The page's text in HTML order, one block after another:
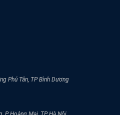
Phú Tân, TP Bình Dương